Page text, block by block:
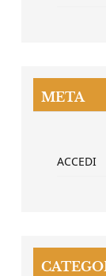
META
ACCEDI